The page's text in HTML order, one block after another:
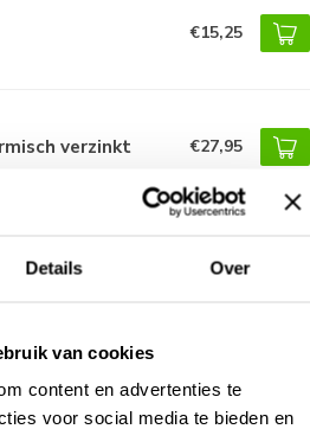
Details Over
van cookies
content en advertenties te
voor social media te bieden en
€15,25
verzinkt €27,95
product of hulp nodig bij je
tussen 08:00 tot 16:00u.